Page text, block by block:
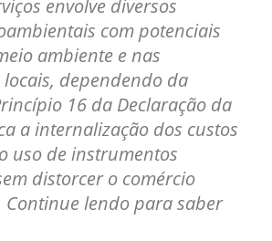
envolve diversos
com potenciais
ambiente e nas
dependendo da
16 da Declaração da
a internalização dos custos
uso de instrumentos
distorcer o comércio
lendo para saber